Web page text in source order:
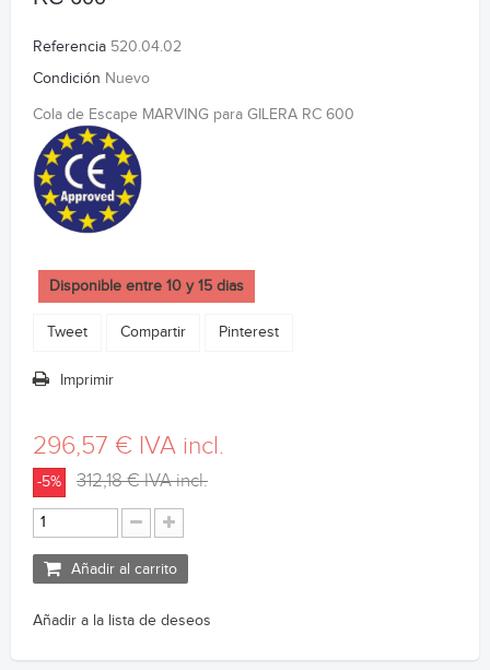
Referencia 520.04.02
Condición Nuevo
Cola de Escape MARVING para GILERA RC 600
Disponible entre 10 y 15 dias
Tweet Compartir Pinterest
Imprimir
296,57 € IVA incl.
-5% 312,18 €IVA incl.
Añadir al carrito
Añadir a la lista de deseos